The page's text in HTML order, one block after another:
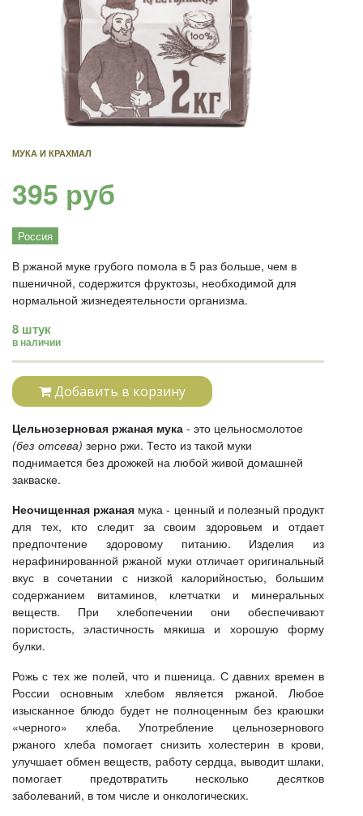
МУКА И КРАХМАЛ
395 руб
Россия
В ржаной муке грубого помола в 5 раз больше, чем в
пшеничной, содержится фруктозы, необходимой для
нормальной жизнедеятельности организма.
8 штук
в наличии
Добавить в корзину
Цельнозерновая ржаная мука - это цельносмолотое
(без отсева) зерно ржи. Тесто из такой муки
поднимается без дрожжей на любой живой домашней
закваске.
Неочищенная ржаная мука - ценный и полезный продукт
для тех, кто следит за своим здоровьем и отдает
предпочтение здоровому питанию. Изделия из
нерафинированной ржаной муки отличает оригинальный
вкус в сочетании с низкой калорийностью, большим
содержанием витаминов, клетчатки и минеральных
веществ. При хлебопечении они обеспечивают
пористость, эластичность мякиша и хорошую форму
булки.
Рожь с тех же полей, что и пшеница. С давних времен в
России основным хлебом является ржаной. Любое
изысканное блюдо будет не полноценным без краюшки
«черного» хлеба. Употребление цельнозернового
ржаного хлеба помогает снизить холестерин в крови,
улучшает обмен веществ, работу сердца, выводит шлаки,
помогает предотвратить несколько десятков
заболеваний, в том числе и онкологических.